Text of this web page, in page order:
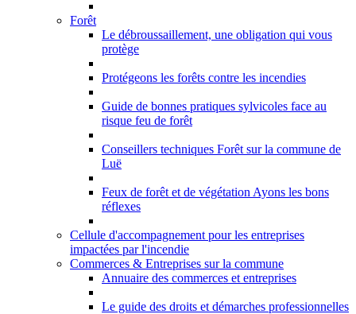
Forêt
Le débroussaillement, une obligation qui vous
protège
Protégeons les forêts contre les incendies
Guide de bonnes pratiques sylvicoles face au
risque feu de forêt
Conseillers techniques Forêt sur la commune de
Luë
Feux de forêt et de végétation Ayons les bons
réflexes
Cellule d'accompagnement pour les entreprises
impactées par l'incendie
Commerces & Entreprises sur la commune
Annuaire des commerces et entreprises
Le guide des droits et démarches professionnelles